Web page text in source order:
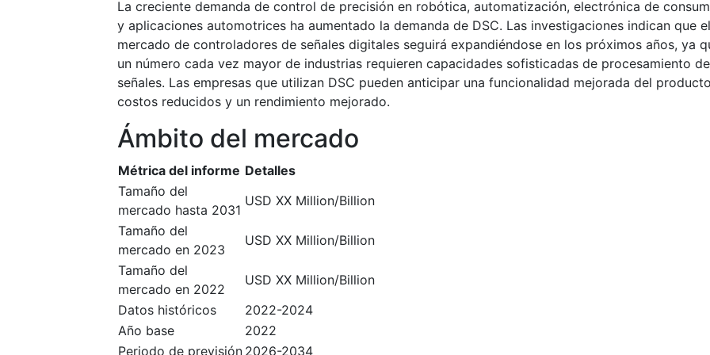
La creciente demanda de control de precisión en robótica, automatización, electrónica de
y aplicaciones automotrices ha aumentado la demanda de DSC. Las investigaciones indican que el
mercado de controladores de señales digitales seguirá expandiéndose en los próximos años, ya
un número cada vez mayor de industrias requieren capacidades sofisticadas de procesamiento de
señales. Las empresas que utilizan DSC pueden anticipar una funcionalidad mejorada del
costos reducidos y un rendimiento mejorado.
Ámbito del mercado
Métrica del informe Detalles
Tamaño del
mercado hasta 2031
USD XX Million/Billion
Tamaño del
mercado en 2023
USD XX Million/Billion
Tamaño del
mercado en 2022
USD XX Million/Billion
Datos históricos
2022-2024
Año base
2022
Periodo de previsión 2026-2034